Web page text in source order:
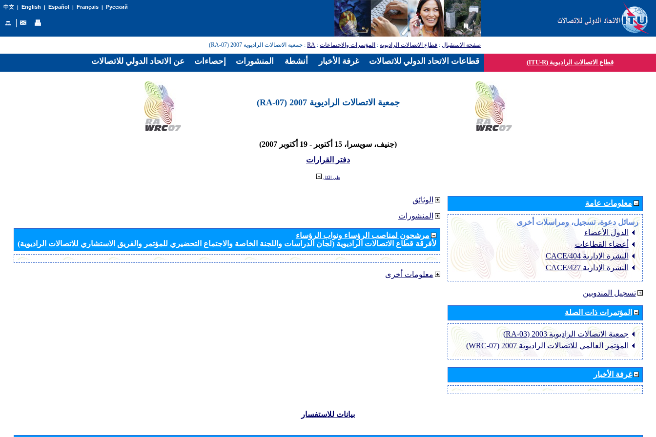
中文| English | Español | Français| Русский
صفحة الاستقبال: قطاع الاتصالات الراديوية: المؤتمرات والاجتماعات:
RA: جمعية الاتصالات الراديوية 2007 (RA-07)
قطاع الاتصالات الراديوية (ITU-R)
جمعية الاتصالات الراديوية 2007 (RA-07)
(جنيف، سويسرا، 15 أكتوبر - 19 أكتوبر 2007)
دفتر القرارات
طي الكل
الوثائق
المنشورات
مرشحون لمناصب الرؤساء ونواب الرؤساء
لأفرقة قطاع الاتصالات الراديوية (لجان الدراسات واللجنة الخاصة والاجتماع التحضيري للمؤتمر والفريق الاستشاري للاتصالات الراديوية)
معلومات أخرى
معلومات عامة
رسائل دعوة، تسجيل، ومراسلات أخرى
الدول الأعضاء
أعضاء القطاعات
النشرة الإدارية CACE/404
النشرة الإدارية CACE/427
تسجيل المندوبين
المؤتمرات ذات الصلة
جمعية الاتصالات الراديوية 2003 (RA-03)
المؤتمر العالمي للاتصالات الراديوية 2007 (WRC-07)
غرفة الأخبار
بيانات للاستفسار
عن الاتحاد الدولي للاتصالات إحصاءات المنشورات أنشطة غرفة الأخبار قطاعات الاتحاد الدولي للاتصالات